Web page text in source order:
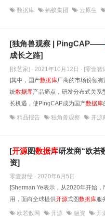
数据库 蚂蚁集团 云原生
[独角兽观察 | PingCAP——
成长之路]
[张艺家] · 2021年10月12日 · [零壹智
[其中，国产数据库厂商的市场份额
统数据库产品痛点，研发分布式关系
长机遇，使PingCAP成为国产数据库
精品报告 独角兽观察 开源
[开源图数据库研发商“欧若
资]
零壹财经 · 2020年6月5日
[Sherman Ye表示，从2020年开始
用，面向全球提供开源式图数据库服
欧若数网 开源 融资 开